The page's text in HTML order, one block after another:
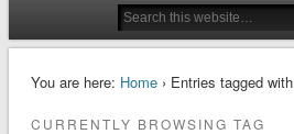
You are here: Home› Entries tagged
CURRENTLY BROWSING TAG